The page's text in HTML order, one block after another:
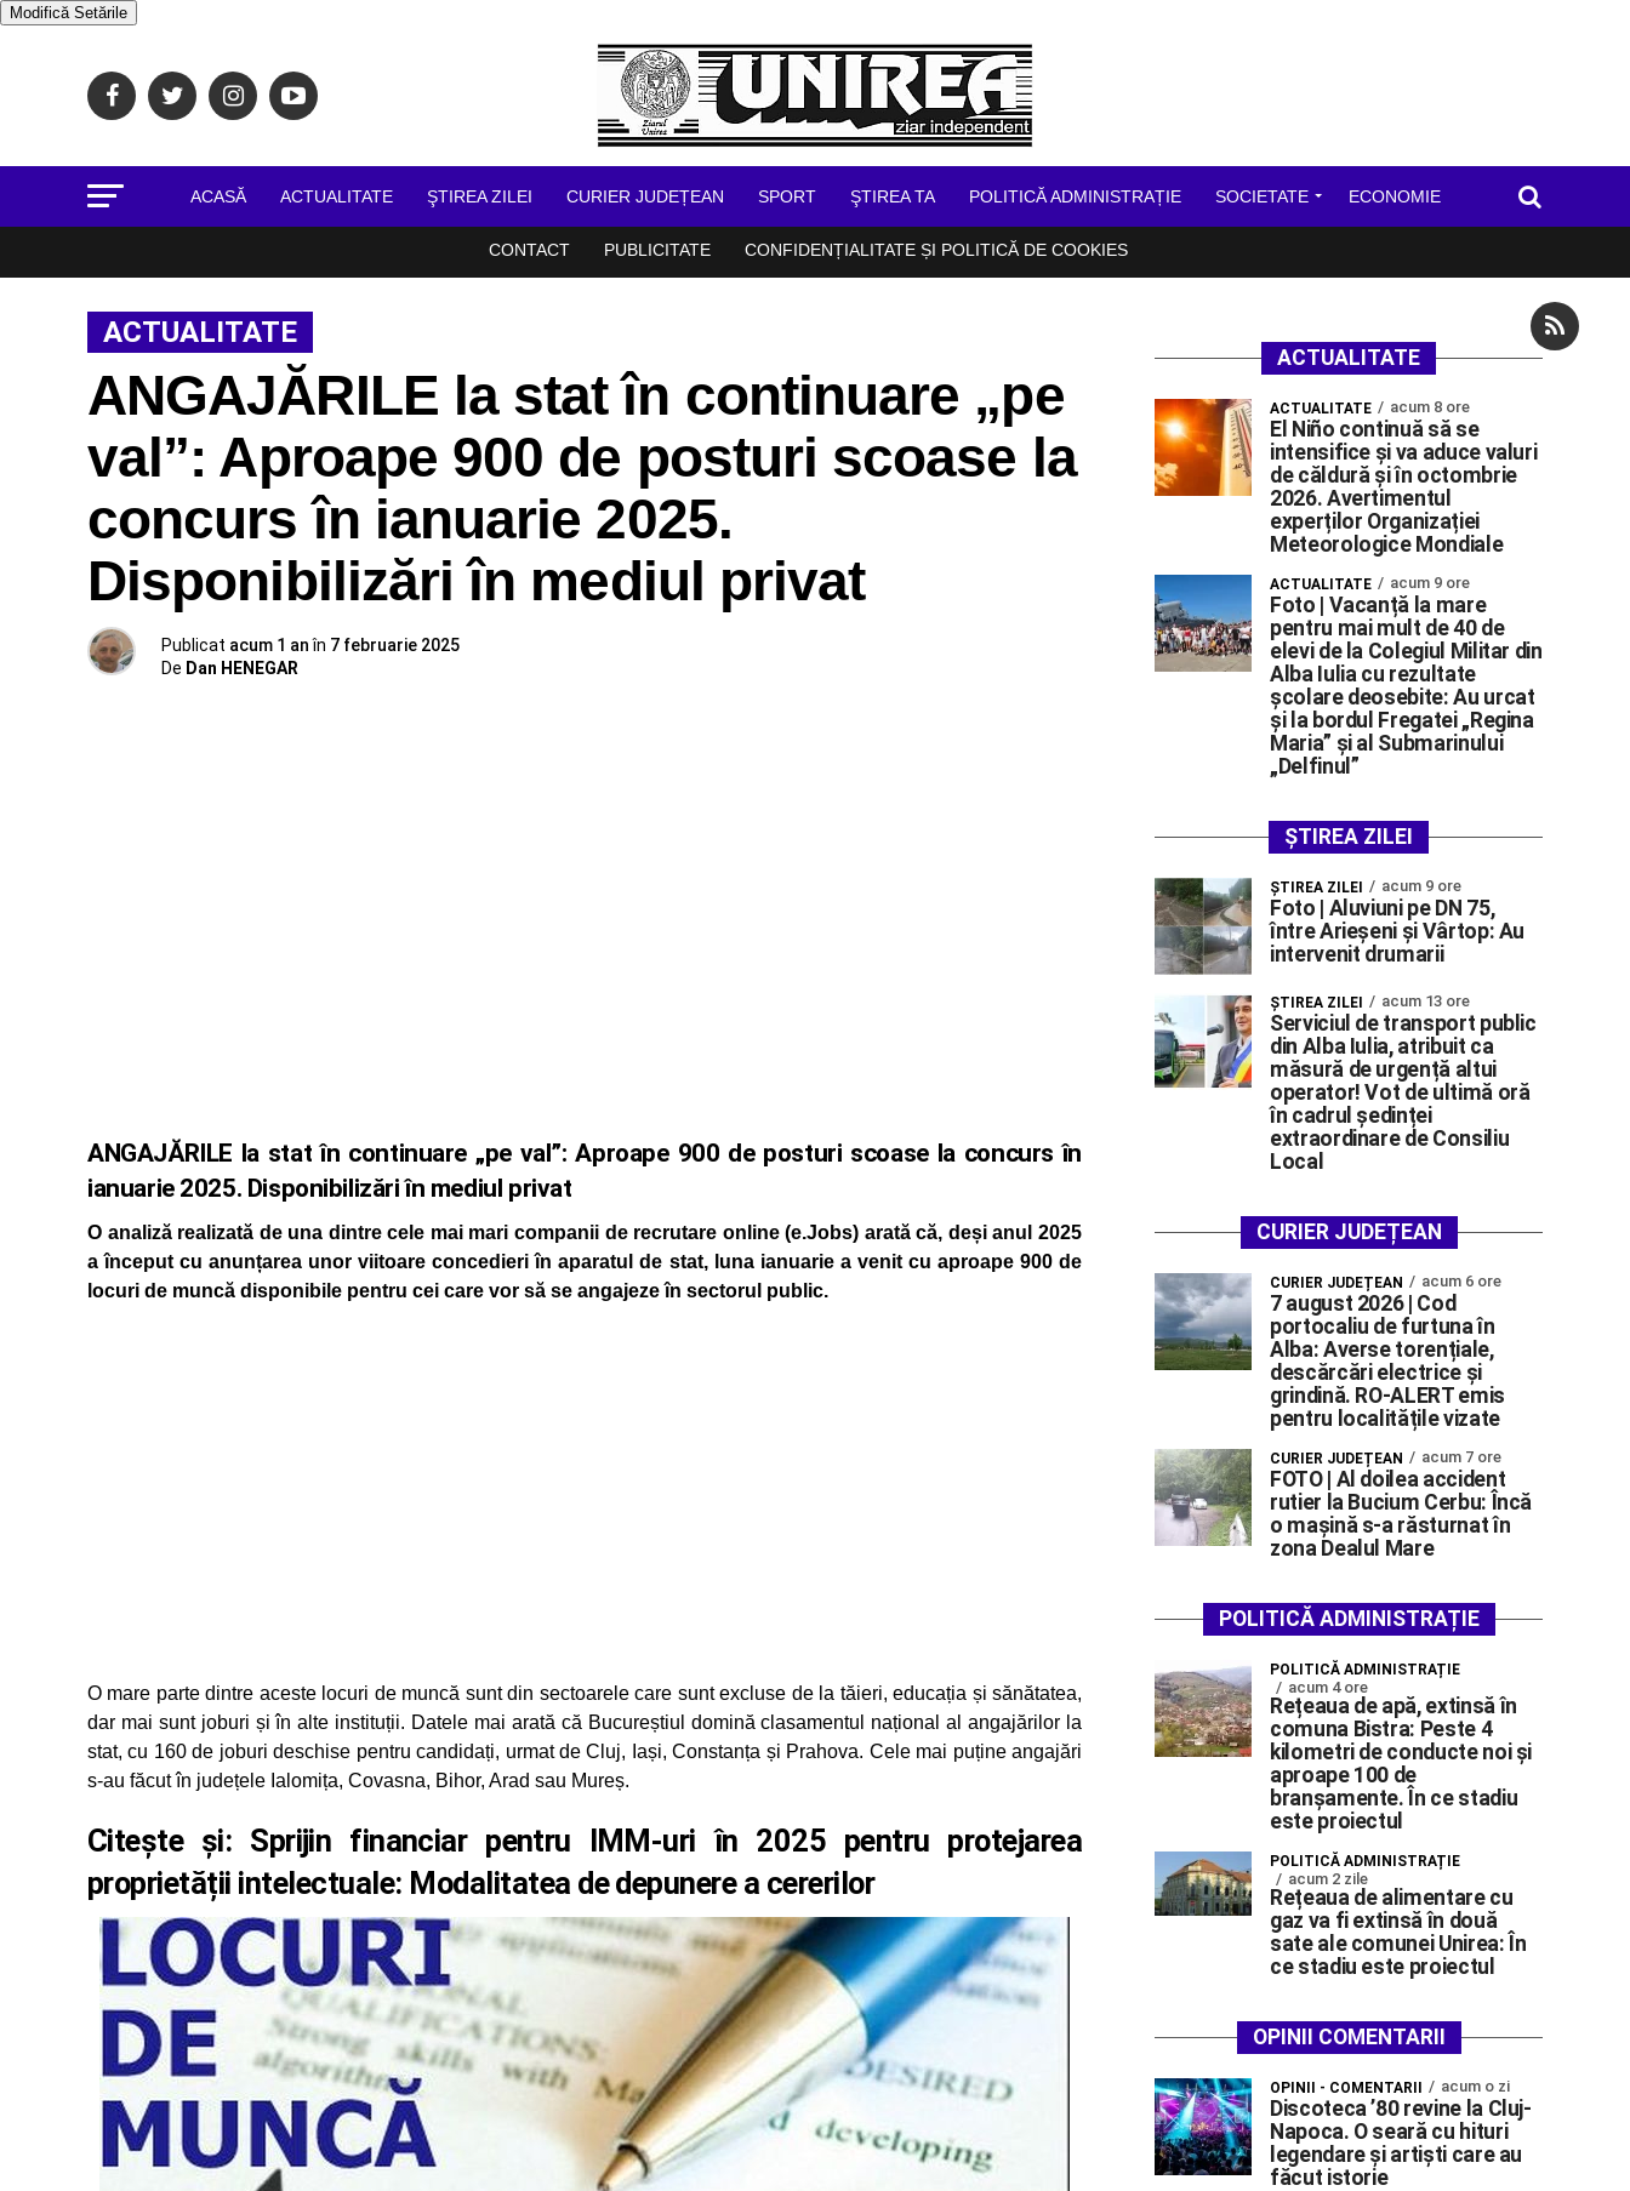
Modifică Setările
ACASĂ ACTUALITATE ŞTIREA ZILEI CURIER JUDEȚEAN SPORT ŞTIREA TA POLITICĂ ADMINISTRAȚIE SOCIETATE ECONOMIE
CONTACT PUBLICITATE CONFIDENȚIALITATE ȘI POLITICĂ DE COOKIES
ACTUALITATE
ANGAJĂRILE la stat în continuare „pe
val”: Aproape 900 de posturi scoase la
concurs în ianuarie 2025.
Disponibilizări în mediul privat
Publicat acum 1 an în 7 februarie 2025
De Dan HENEGAR
ANGAJĂRILE la stat în continuare „pe val”: Aproape 900 de posturi scoase la concurs în
ianuarie 2025. Disponibilizări în mediul privat
O analiză realizată de una dintre cele mai mari companii de recrutare online (e.Jobs) arată că, deși anul 2025
a început cu anunțarea unor viitoare concedieri în aparatul de stat, luna ianuarie a venit cu aproape 900 de
locuri de muncă disponibile pentru cei care vor să se angajeze în sectorul public.
O mare parte dintre aceste locuri de muncă sunt din sectoarele care sunt excluse de la tăieri, educația și sănătatea,
dar mai sunt joburi și în alte instituții. Datele mai arată că Bucureștiul domină clasamentul național al angajărilor la
stat, cu 160 de joburi deschise pentru candidați, urmat de Cluj, Iași, Constanța și Prahova. Cele mai puține angajări
s-au făcut în județele Ialomița, Covasna, Bihor, Arad sau Mureș.
Citește și: Sprijin financiar pentru IMM-uri în 2025 pentru protejarea
proprietății intelectuale: Modalitatea de depunere a cererilor
ACTUALITATE
ACTUALITATE acum 8 ore
El Niño continuă să se
intensifice și va aduce valuri
de căldură și în octombrie
2026. Avertimentul
experților Organizației
Meteorologice Mondiale
ACTUALITATE acum 9 ore
Foto | Vacanță la mare
pentru mai mult de 40 de
elevi de la Colegiul Militar din
Alba Iulia cu rezultate
școlare deosebite: Au urcat
și la bordul Fregatei „Regina
Maria” și al Submarinului
„Delfinul”
ȘTIREA ZILEI
ŞTIREA ZILEI acum 9 ore
Foto | Aluviuni pe DN 75,
între Arieșeni și Vârtop: Au
intervenit drumarii
ŞTIREA ZILEI acum 13 ore
Serviciul de transport public
din Alba Iulia, atribuit ca
măsură de urgență altui
operator! Vot de ultimă oră
în cadrul ședinței
extraordinare de Consiliu
Local
CURIER JUDEȚEAN
CURIER JUDEȚEAN acum 6 ore
7 august 2026 | Cod
portocaliu de furtuna în
Alba: Averse torențiale,
descărcări electrice și
grindină. RO-ALERT emis
pentru localitățile vizate
CURIER JUDEȚEAN acum 7 ore
FOTO | Al doilea accident
rutier la Bucium Cerbu: Încă
o mașină s-a răsturnat în
zona Dealul Mare
POLITICĂ ADMINISTRAȚIE
POLITICĂ ADMINISTRAȚIE
acum 4 ore
Rețeaua de apă, extinsă în
comuna Bistra: Peste 4
kilometri de conducte noi și
aproape 100 de
branșamente. În ce stadiu
este proiectul
POLITICĂ ADMINISTRAȚIE
acum 2 zile
Rețeaua de alimentare cu
gaz va fi extinsă în două
sate ale comunei Unirea: În
ce stadiu este proiectul
OPINII COMENTARII
OPINII - COMENTARII acum o zi
Discoteca ’80 revine la Cluj-
Napoca. O seară cu hituri
legendare și artiști care au
făcut istorie